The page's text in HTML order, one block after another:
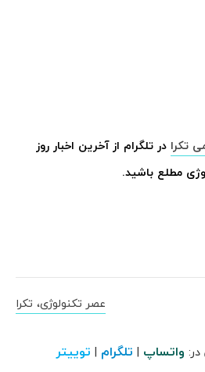
تکرا در تلگرام از آخرین اخبار روز
مطلع باشید.
عصر تکنولوژی، تکرا
واتساپ | تلگرام | توییتر